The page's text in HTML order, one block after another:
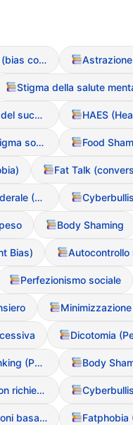
Astrazione selettiva (bias cognitivo)
Stigma della salute
Misurazione sociale del successo (basata sul peso)
Grasso corporeo (stigma sociale) Food
Discriminazione ponderale (Sizeism)
Body Shaming
Bias) Autocontrollo
Perfezionismo sociale
Black-and-white thinking (Pensiero tutto o nulla) Body
Commenti estetici non richiesti
Fat Talk (conversazioni basate sul disprezzo del grasso) Fatphobia